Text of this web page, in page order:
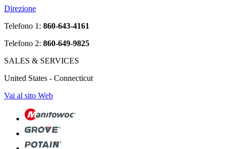
Direzione
Telefono 1: 860-643-4161
Telefono 2: 860-649-9825
SALES & SERVICES
United States - Connecticut
Vai al sito Web